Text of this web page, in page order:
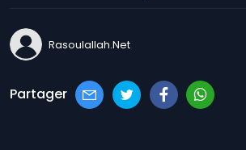
Rasoulallah.net
Partager